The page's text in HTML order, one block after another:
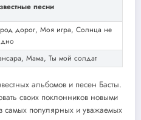
песни
дорог, Моя игра, Солнца не
Мама, Ты мой солдат
альбомов и песен Басты.
своих поклонников новыми
самых популярных и уважаемых